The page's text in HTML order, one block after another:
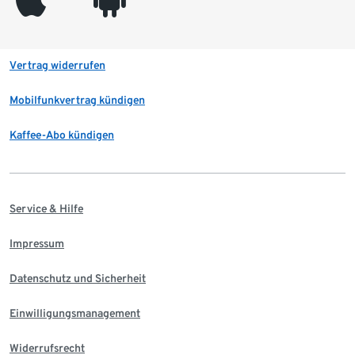
Vertrag widerrufen
Mobilfunkvertrag kündigen
Kaffee-Abo kündigen
Service & Hilfe
Impressum
Datenschutz und Sicherheit
Einwilligungsmanagement
Widerrufsrecht